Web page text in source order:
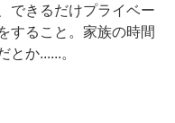
できるだけプライベー
すること。家族の時間
か......。